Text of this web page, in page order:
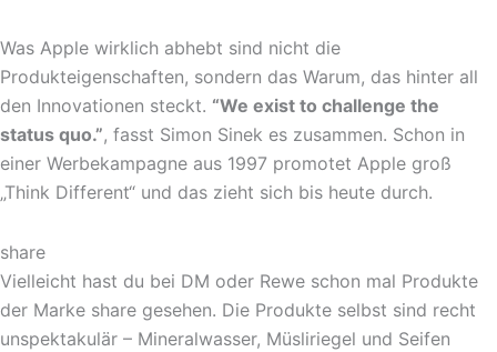
Was Apple wirklich abhebt sind nicht die
Produkteigenschaften, sondern das Warum, das hinter all
den Innovationen steckt. “We exist to challenge the
status quo.”, fasst Simon Sinek es zusammen. Schon in
einer Werbekampagne aus 1997 promotet Apple groß
„Think Different“ und das zieht sich bis heute durch.
share
Vielleicht hast du bei DM oder Rewe schon mal Produkte
der Marke share gesehen. Die Produkte selbst sind recht
unspektakulär – Mineralwasser, Müsliriegel und Seifen